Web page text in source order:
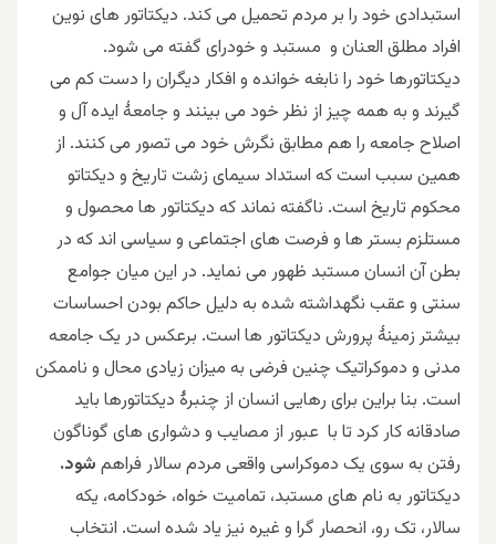
استبدادی خود را بر مردم تحمیل می کند. دیکتاتور های نوین
افراد مطلق العنان و مستبد و خودرای گفته می شود.
دیکتاتورها خود را نابغه خوانده و افکار دیگران را دست کم می
گیرند و به همه چیز از نظر خود می بینند و جامعۀ ایده آل و
اصلاح جامعه را هم مطابق نگرش خود می تصور می کنند. از
همین سبب است که استداد سیمای زشت تاریخ و دیکتاتو
محکوم تاریخ است. ناگفته نماند که دیکتاتور ها محصول و
مستلزم بستر ها و فرصت های اجتماعی و سیاسی اند که در
بطن آن انسان مستبد ظهور می نماید. در این میان جوامع
سنتی و عقب نگهداشته شده به دلیل حاکم بودن احساسات
بیشتر زمینۀ پرورش دیکتاتور ها است. برعکس در یک جامعه
مدنی و دموکراتیک چنین فرضی به میزان زیادی محال و ناممکن
است. بنا براین برای رهایی انسان از چنبرۀ دیکتاتورها باید
صادقانه کار کرد تا با عبور از مصایب و دشواری های گوناگون
رفتن به سوی یک دموکراسی واقعی مردم سالار فراهم شود.
دیکتاتور به نام های مستبد، تمامیت خواه، خودکامه، یکه
سالار، تک رو، انحصار گرا و غیره نیز یاد شده است. انتخاب